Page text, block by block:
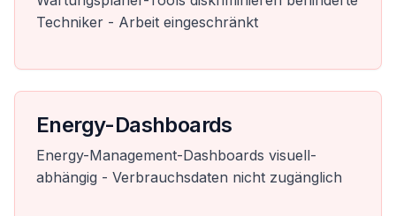
Techniker - Arbeit eingeschränkt
Energy-Dashboards
Energy-Management-Dashboards visuell-
abhängig - Verbrauchsdaten nicht zugänglich